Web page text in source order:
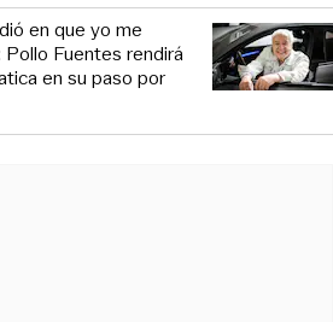
en que yo me
Pollo Fuentes rendirá
en su paso por